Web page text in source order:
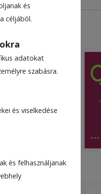
és
céljából.
adatokat
szabásra.
és viselkedése
és felhasználjanak
a Hargita